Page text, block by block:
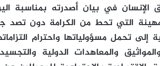
الإنسان في بيان أصدرته بمناسبة
التي تحط من الكرامة دون تصد
تحمل مسؤولياتها واحترام
والمعاهدات الدولية